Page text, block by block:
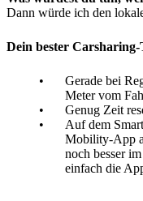
Dann würde ich den
Dein bester
Gerade bei
Meter vom
Genug Zeit
Auf dem
Mobility-App
noch besser
einfach die